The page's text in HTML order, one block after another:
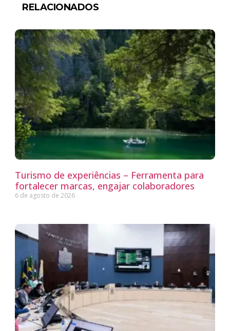
RELACIONADOS
Turismo de experiências – Ferramenta para
fortalecer marcas, engajar colaboradores
6 de agosto de 2026